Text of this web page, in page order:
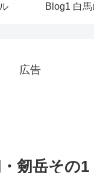
Blog1 白
広告
剱岳その1